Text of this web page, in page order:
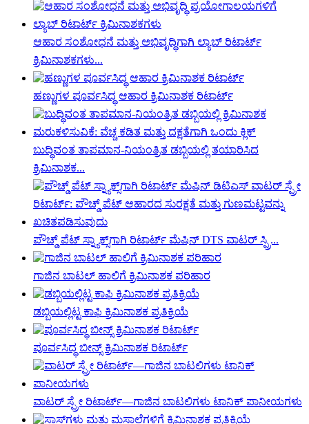
ಆಹಾರ ಸಂಶೋಧನೆ ಮತ್ತು ಅಭಿವೃದ್ಧಿಗಾಗಿ ಲ್ಯಾಬ್ ರಿಟಾರ್ಟ್
ಕ್ರಿಮಿನಾಶಕಗಳು...
ಹಣ್ಣುಗಳ ಪೂರ್ವಸಿದ್ಧ ಆಹಾರ ಕ್ರಿಮಿನಾಶಕ ರಿಟಾರ್ಟ್
ಬುದ್ಧಿವಂತ ತಾಪಮಾನ-ನಿಯಂತ್ರಿತ ಡಬ್ಬಿಯಲ್ಲಿ ತಯಾರಿಸಿದ
ಕ್ರಿಮಿನಾಶಕ...
ಪೌಚ್ಡ್ ಪೆಟ್ ಸ್ನ್ಯಾಕ್ಸ್‌ಗಾಗಿ ರಿಟಾರ್ಟ್ ಮೆಷಿನ್ DTS ವಾಟರ್ ಸ್ಪ್ರಿ...
ಗಾಜಿನ ಬಾಟಲ್ ಹಾಲಿಗೆ ಕ್ರಿಮಿನಾಶಕ ಪರಿಹಾರ
ಡಬ್ಬಿಯಲ್ಲಿಟ್ಟ ಕಾಫಿ ಕ್ರಿಮಿನಾಶಕ ಪ್ರತಿಕ್ರಿಯೆ
ಪೂರ್ವಸಿದ್ಧ ಬೀನ್ಸ್ ಕ್ರಿಮಿನಾಶಕ ರಿಟಾರ್ಟ್
ವಾಟರ್ ಸ್ಪ್ರೇ ರಿಟಾರ್ಟ್—ಗಾಜಿನ ಬಾಟಲಿಗಳು ಟಾನಿಕ್ ಪಾನೀಯಗಳು